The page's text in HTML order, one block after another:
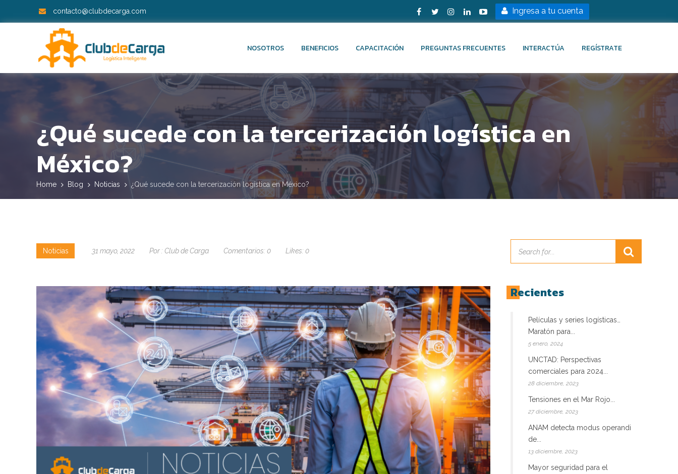
contacto@clubdecarga.com Ingresa a tu cuenta
NOSOTROS BENEFICIOS CAPACITACIÓN PREGUNTAS FRECUENTES INTERACTÚA REGÍSTRATE
¿Qué sucede con la tercerización logística en
México?
Home Blog Noticias ¿Qué sucede con la tercerización logística en México?
Noticias 31 mayo, 2022 Por : Club de Carga Comentarios: 0 Likes: 0
Recientes
Películas y series logísticas…
Maratón para...
5 enero, 2024
UNCTAD: Perspectivas
comerciales para 2024...
28 diciembre, 2023
Tensiones en el Mar Rojo...
27 diciembre, 2023
ANAM detecta modus operandi
de...
13 diciembre, 2023
Mayor seguridad para el